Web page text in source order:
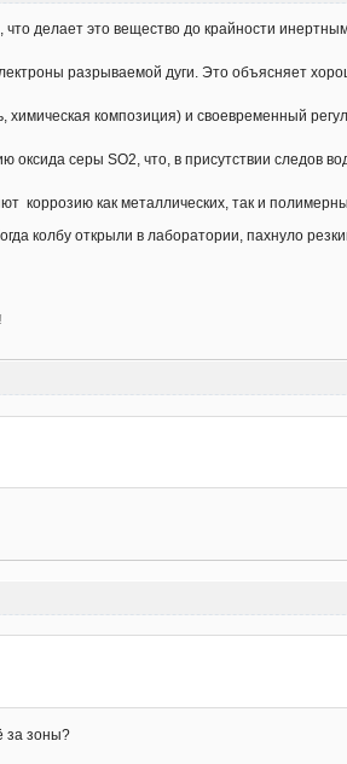
делает это вещество до крайности
разрываемой дуги. Это объясняет
композиция) и своевременный
оксида серы SO2, что, в присутствии следов
коррозию как металлических, так и
колбу открыли в лаборатории, пахнуло
за зоны?